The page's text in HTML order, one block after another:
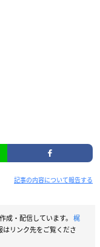
記事の内容について報告する
成・配信しています。 梶
はリンク先をご覧くださ